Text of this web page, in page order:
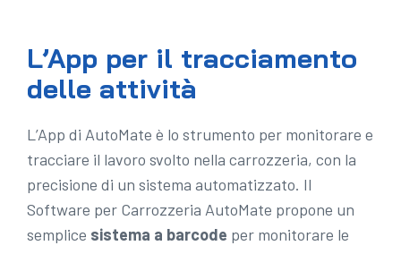
L’App per il tracciamento
delle attività
L’App di AutoMate è lo strumento per monitorare e
tracciare il lavoro svolto nella carrozzeria, con la
precisione di un sistema automatizzato. Il
Software per Carrozzeria AutoMate propone un
semplice sistema a barcode per monitorare le